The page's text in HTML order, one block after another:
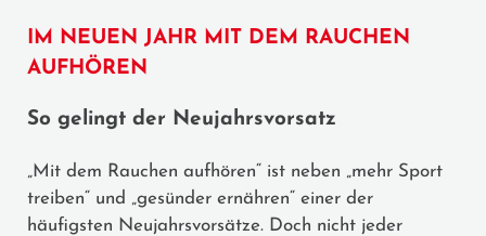
IM NEUEN JAHR MIT DEM RAUCHEN
AUFHÖREN
So gelingt der Neujahrsvorsatz
„Mit dem Rauchen aufhören“ ist neben „mehr Sport
treiben“ und „gesünder ernähren“ einer der
häufigsten Neujahrsvorsätze. Doch nicht jeder